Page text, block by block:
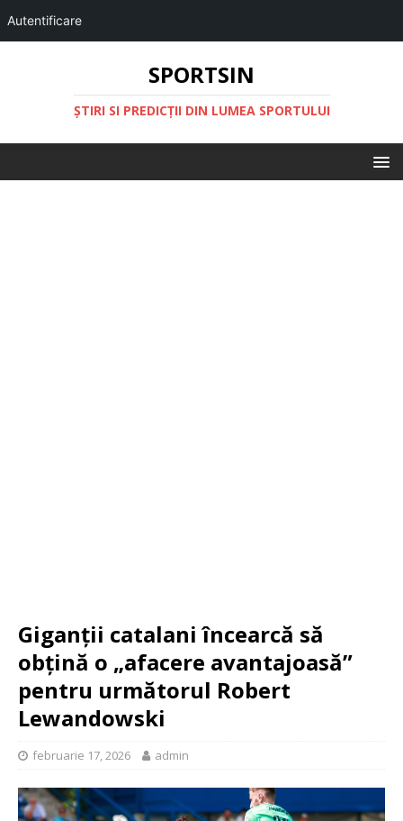
Autentificare
SPORTSIN
ŞTIRI SI PREDICŢII DIN LUMEA SPORTULUI
Giganții catalani încearcă să
obțină o „afacere avantajoasă”
pentru următorul Robert
Lewandowski
februarie 17, 2026 admin